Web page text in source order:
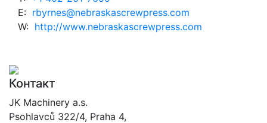
E: rbyrnes@nebraskascrewpress.com
W: http://www.nebraskascrewpress.com
Контакт
JK Machinery a.s.
Psohlavců 322/4, Praha 4,